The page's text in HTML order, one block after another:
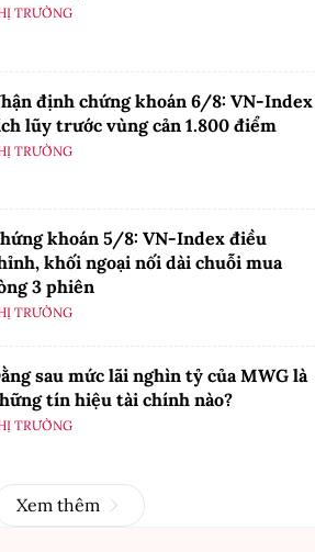
TRƯỜNG
định chứng khoán 6/8: VN-Index
lũy trước vùng cản 1.800 điểm
TRƯỜNG
khoán 5/8: VN-Index điều
khối ngoại nối dài chuỗi mua
3 phiên
TRƯỜNG
sau mức lãi nghìn tỷ của MWG là
tín hiệu tài chính nào?
TRƯỜNG
Xem thêm